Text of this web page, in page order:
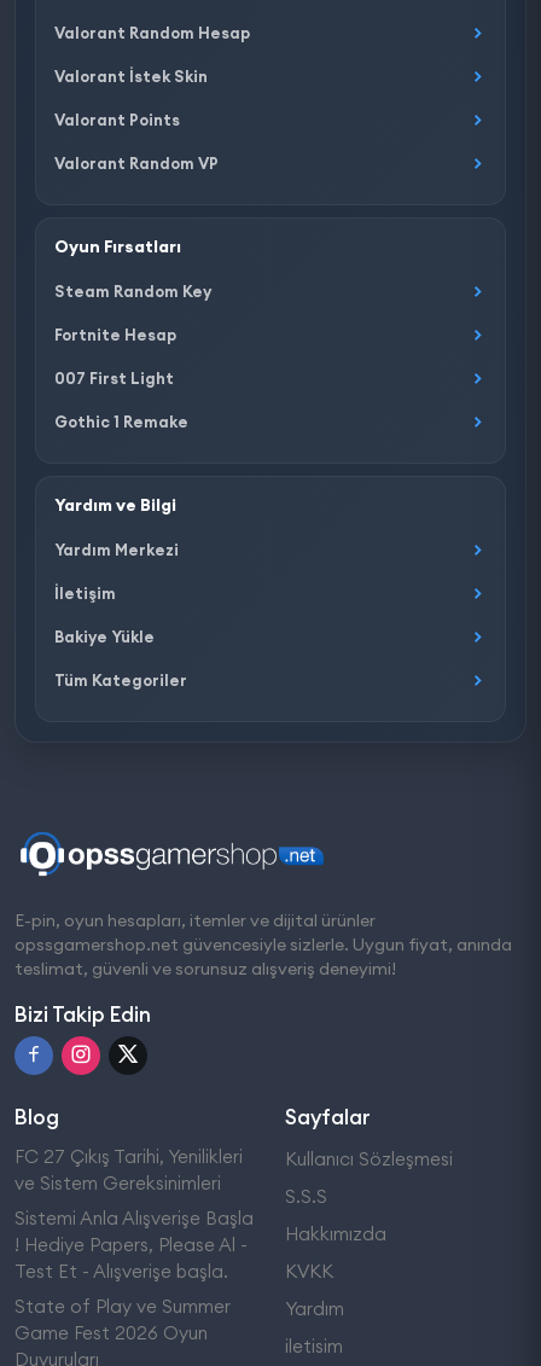
Valorant Random Hesap
Valorant İstek Skin
Valorant Points
Valorant Random VP
Oyun Fırsatları
Steam Random Key
Fortnite Hesap
007 First Light
Gothic 1 Remake
Yardım ve Bilgi
Yardım Merkezi
İletişim
Bakiye Yükle
Tüm Kategoriler
E-pin, oyun hesapları, itemler ve dijital ürünler
opssgamershop.net güvencesiyle sizlerle. Uygun fiyat, anında
teslimat, güvenli ve sorunsuz alışveriş deneyimi!
Bizi Takip Edin
Blog
FC 27 Çıkış Tarihi, Yenilikleri
ve Sistem Gereksinimleri
Sistemi Anla Alışverişe Başla
! Hediye Papers, Please Al -
Test Et - Alışverişe başla.
State of Play ve Summer
Game Fest 2026 Oyun
Duyuruları
Sayfalar
Kullanıcı Sözleşmesi
S.S.S
Hakkımızda
KVKK
Yardım
iletisim